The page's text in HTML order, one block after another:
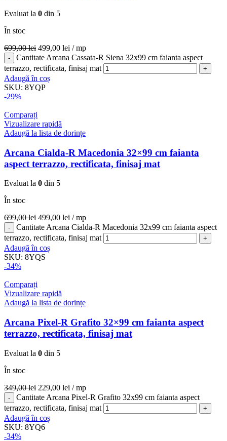
Evaluat la 0 din 5
În stoc
699,00lei 499,00 lei / mp
Cantitate Arcana Cassata-R Siena 32x99 cm faianta aspect
terrazzo, rectificata, finisaj mat
Adaugă în coș
SKU: 8YQP
-29%
Comparați
Vizualizare rapidă
Adaugă la lista de dorințe
Arcana Cialda-R Macedonia 32×99 cm faianta
aspect terrazzo, rectificata, finisaj mat
Evaluat la 0 din 5
În stoc
699,00lei 499,00 lei / mp
Cantitate Arcana Cialda-R Macedonia 32x99 cm faianta aspect
terrazzo, rectificata, finisaj mat
Adaugă în coș
SKU: 8YQS
-34%
Comparați
Vizualizare rapidă
Adaugă la lista de dorințe
Arcana Pixel-R Grafito 32×99 cm faianta aspect
terrazzo, rectificata, finisaj mat
Evaluat la 0 din 5
În stoc
349,00lei 229,00 lei / mp
Cantitate Arcana Pixel-R Grafito 32x99 cm faianta aspect
terrazzo, rectificata, finisaj mat
Adaugă în coș
SKU: 8YQ6
-34%